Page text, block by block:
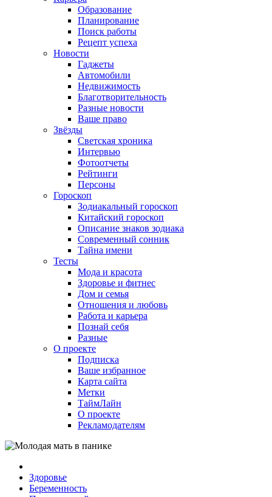
Образование
Планирование
Поиск работы
Рецепт успеха
Новости
Гаджеты
Автомобили
Недвижимость
Благотворительность
Разные новости
Ваше право
Звёзды
Светская хроника
Интервью
Фотоотчеты
Рейтинги
Персоны
Гороскоп
Зодиакальный гороскоп
Китайский гороскоп
Описание знаков зодиака
Современный сонник
Тайна имени
Тесты
Мода и красота
Здоровье и фитнес
Дом и семья
Отношения и любовь
Работа и карьера
Познай себя
Разные
О проекте
Подписка
Ваше избранное
Карта сайта
Метки
ТаймЛайн
О проекте
Рекламодателям
Здоровье
Беременность